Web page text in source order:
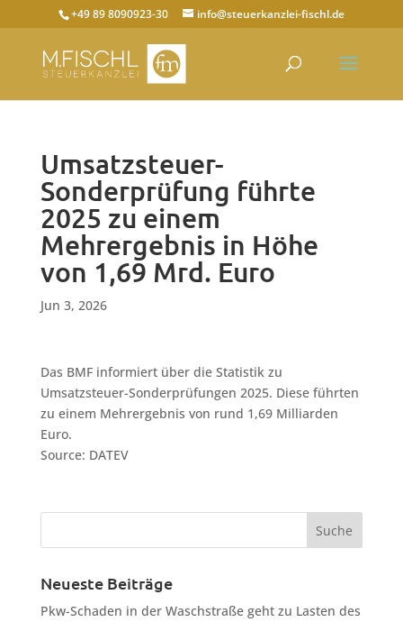
+49 89 8090923-30 info@steuerkanzlei-fischl.de
Umsatzsteuer-
Sonderprüfung führte
2025 zu einem
Mehrergebnis in Höhe
von 1,69 Mrd. Euro
Jun 3, 2026
Das BMF informiert über die Statistik zu
Umsatzsteuer-Sonderprüfungen 2025. Diese führten
zu einem Mehrergebnis von rund 1,69 Milliarden
Euro.
Source: DATEV
Neueste Beiträge
Pkw-Schaden in der Waschstraße geht zu Lasten des